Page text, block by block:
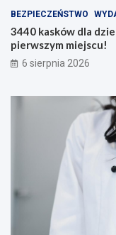
BEZPIECZEŃSTWO
3440 kasków dla
pierwszym miejscu!
6 sierpnia 2026